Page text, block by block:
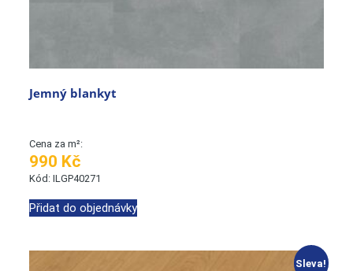
Jemný blankyt
Cena za m²:
990 Kč
Kód: ILGP40271
Přidat do objednávky
Sleva!